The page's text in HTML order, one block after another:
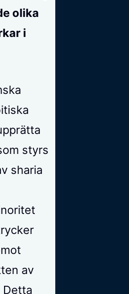
olika
i
styrs
sharia
av
Detta